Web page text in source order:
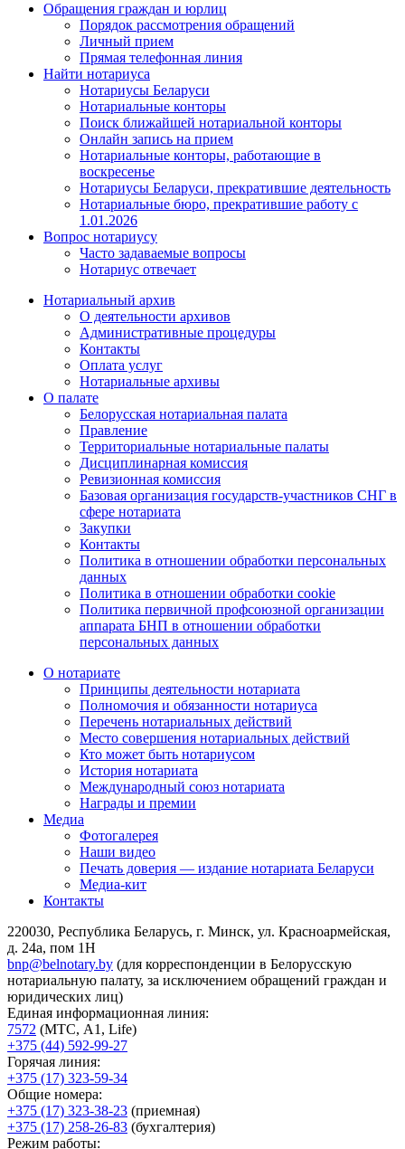
Обращения граждан и юрлиц
Порядок рассмотрения обращений
Личный прием
Прямая телефонная линия
Найти нотариуса
Нотариусы Беларуси
Нотариальные конторы
Поиск ближайшей нотариальной конторы
Онлайн запись на прием
Нотариальные конторы, работающие в
воскресенье
Нотариусы Беларуси, прекратившие деятельность
Нотариальные бюро, прекратившие работу с
1.01.2026
Вопрос нотариусу
Часто задаваемые вопросы
Нотариус отвечает
Нотариальный архив
О деятельности архивов
Административные процедуры
Контакты
Оплата услуг
Нотариальные архивы
О палате
Белорусская нотариальная палата
Правление
Территориальные нотариальные палаты
Дисциплинарная комиссия
Ревизионная комиссия
Базовая организация государств-участников СНГ в
сфере нотариата
Закупки
Контакты
Политика в отношении обработки персональных
данных
Политика в отношении обработки cookie
Политика первичной профсоюзной организации
аппарата БНП в отношении обработки
персональных данных
О нотариате
Принципы деятельности нотариата
Полномочия и обязанности нотариуса
Перечень нотариальных действий
Место совершения нотариальных действий
Кто может быть нотариусом
История нотариата
Международный союз нотариата
Награды и премии
Медиа
Фотогалерея
Наши видео
Печать доверия — издание нотариата Беларуси
Медиа-кит
Контакты
220030, Республика Беларусь, г. Минск, ул. Красноармейская,
д. 24а, пом 1Н
bnp@belnotary.by (для корреспонденции в Белорусскую
нотариальную палату, за исключением обращений граждан и
юридических лиц)
Единая информационная линия:
7572 (МТС, A1, Life)
+375 (44) 592-99-27
Горячая линия:
+375 (17) 323-59-34
Общие номера:
+375 (17) 323-38-23 (приемная)
+375 (17) 258-26-83 (бухгалтерия)
Режим работы: